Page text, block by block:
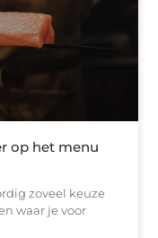
op het menu
zoveel keuze
waar je voor